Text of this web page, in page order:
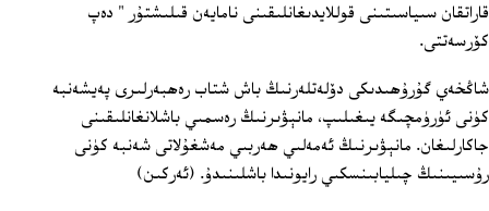
قاراتقان سىياسىتىنى قوللايدىغانلىقىنى نامايەن قىلىشتۇر " دەپ
كۆرسەتتى.
شاڭخەي گۇرۇھىدىكى دۆلەتلەرنىڭ باش شتاب رەھبەرلىرى پەيشەنبە
كۈنى ئۈرۈمچىگە يىغىلىپ، مانېۋىرنىڭ رەسمىي باشلانغانلىقىنى
جاكارلىغان. مانېۋىرنىڭ ئەمەلىي ھەربىي مەشغۇلاتى شەنبە كۈنى
رۇسىيىنىڭ چىليابىنسكىي رايونىدا باشلىنىدۇ. (ئەركىن)